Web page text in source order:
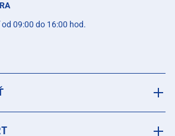
09:00 do 16:00 hod.